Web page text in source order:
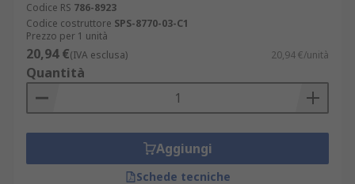
Codice RS 786-8923
Codice costruttore SPS-8770-03-C1
Prezzo per 1 unità
20,94 €(IVA esclusa) 20,94 €/unità
Quantità
Aggiungi
Schede tecniche